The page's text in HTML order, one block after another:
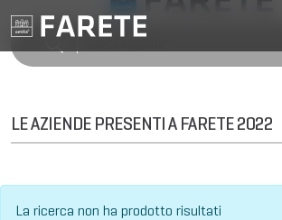
LE AZIENDE PRESENTI A FARETE 2022
La ricerca non ha prodotto risultati